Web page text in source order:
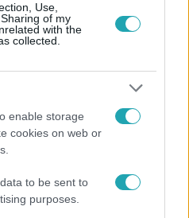
Use,
of my
with the
collected.
enable storage
cookies on web or
to be sent to
purposes.
jelentették be: